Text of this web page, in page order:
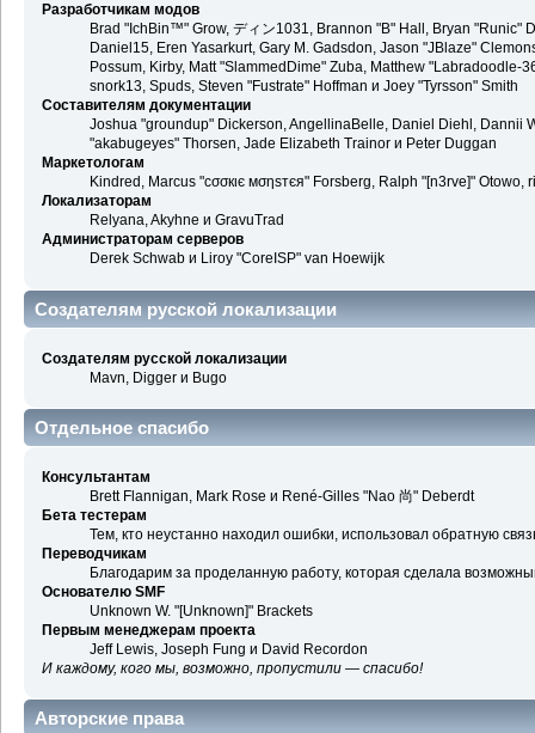
Разработчикам модов
Brad "IchBin™" Grow, ディン1031, Brannon "B" Hall, Bryan "Runic"
Daniel15, Eren Yasarkurt, Gary M. Gadsdon, Jason "JBlaze"
Possum, Kirby, Matt "SlammedDime" Zuba, Matthew "Labradoodle-
snork13, Spuds, Steven "Fustrate" Hoffman и Joey "Tyrsson" Smith
Составителям документации
Joshua "groundup" Dickerson, AngellinaBelle, Daniel Diehl, Dannii
"akabugeyes" Thorsen, Jade Elizabeth Trainor и Peter Duggan
Маркетологам
Kindred, Marcus "cσσкιє мσηѕтєя" Forsberg, Ralph "[n3rve]" Otowo,
Локализаторам
Relyana, Akyhne и GravuTrad
Администраторам серверов
Derek Schwab и Liroy "CoreISP" van Hoewijk
Создателям русской локализации
Создателям русской локализации
Mavn, Digger и Bugo
Отдельное спасибо
Консультантам
Brett Flannigan, Mark Rose и René-Gilles "Nao 尚" Deberdt
Бета тестерам
Тем, кто неустанно находил ошибки, использовал обратную
Переводчикам
Благодарим за проделанную работу, которая сделала
Основателю SMF
Unknown W. "[Unknown]" Brackets
Первым менеджерам проекта
Jeff Lewis, Joseph Fung и David Recordon
И каждому, кого мы, возможно, пропустили — спасибо!
Авторские права